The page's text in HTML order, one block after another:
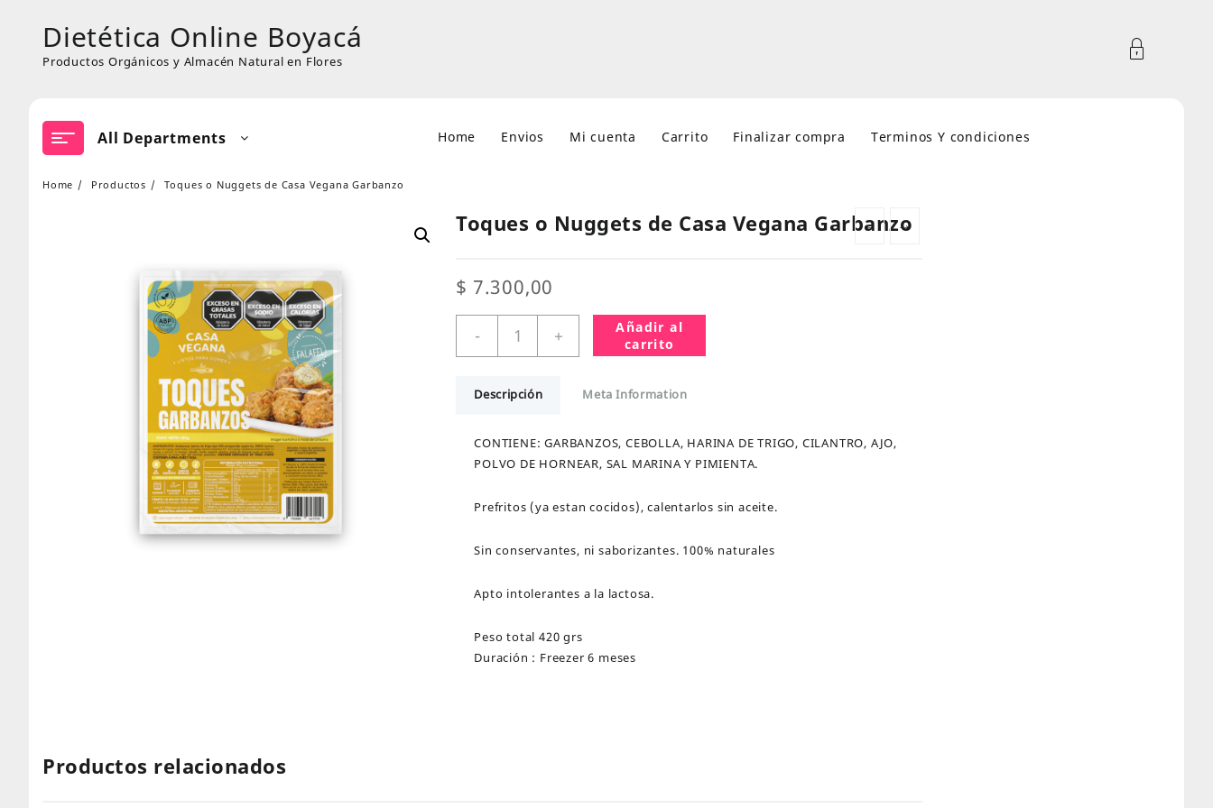
contentDietética Online Boyacá
Productos Orgánicos y Almacén Natural en Flores
All Departments Home Envios Mi cuenta Carrito Finalizar compra Terminos Y condiciones
Home Productos Toques o Nuggets de Casa Vegana Garbanzo
← →
Toques o Nuggets de Casa Vegana Garbanzo
$ 7.300,00
-
Nuggets
Casa
Garbanzo
cantidad
+
Añadir al
carrito
Descripción Meta Information
CONTIENE: GARBANZOS, CEBOLLA, HARINA DE TRIGO, CILANTRO, AJO,
POLVO DE HORNEAR, SAL MARINA Y PIMIENTA.
Prefritos (ya estan cocidos), calentarlos sin aceite.
Sin conservantes, ni saborizantes. 100% naturales
Apto intolerantes a la lactosa.
Peso total 420 grs
Duración : Freezer 6 meses
Productos relacionados